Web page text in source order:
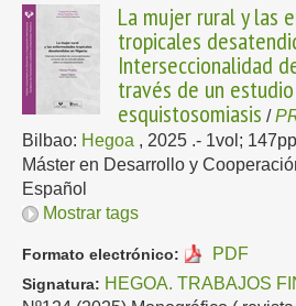
La mujer rural y las
tropicales
Interseccionalidad
través de un
esquistosomiasis /
Bilbao: Hegoa , 2025 .- 1vol;
Máster en Desarrollo y
Español
Mostrar tags
Formato electrónico: PDF
Signatura: HEGOA. TRABAJOS